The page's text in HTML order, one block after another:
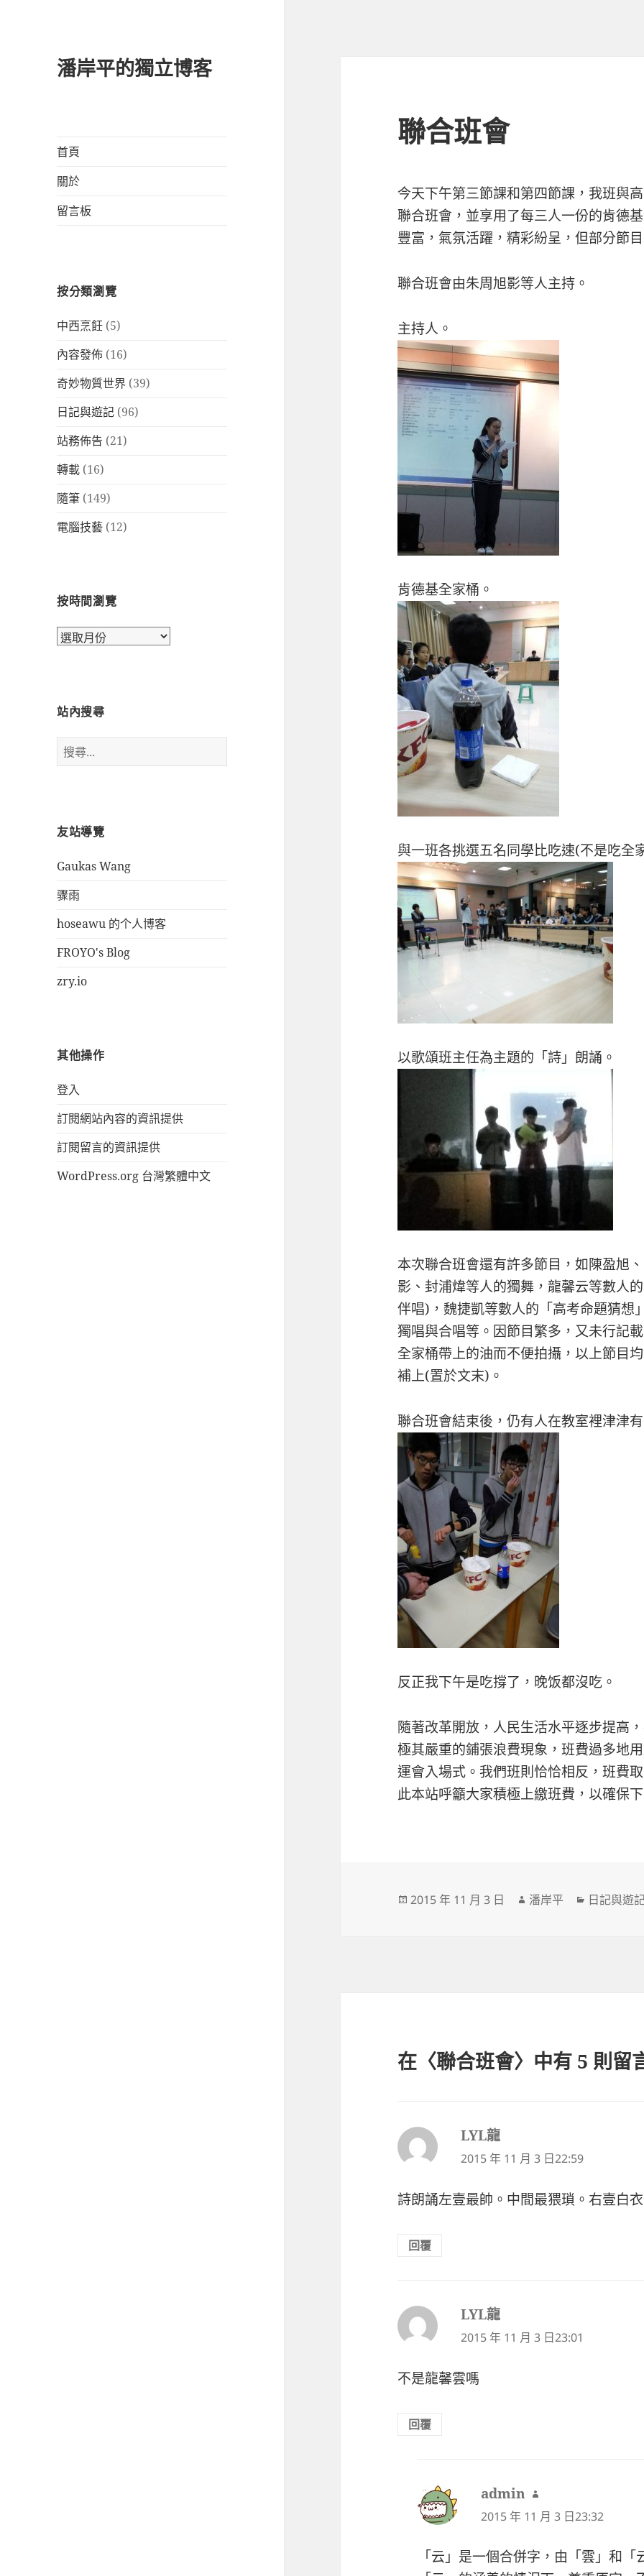
潘岸平的獨立博客
首頁
關於
留言板
按分類瀏覽
中西烹飪 (5)
內容發佈 (16)
奇妙物質世界 (39)
日記與遊記 (96)
站務佈告 (21)
轉載 (16)
隨筆 (149)
電腦技藝 (12)
按時間瀏覽
按
覽
站內搜尋
搜
尋
友站導覽
Gaukas Wang
骤雨
hoseawu 的个人博客
FROYO's Blog
zry.io
其他操作
登入
訂閱網站內容的資訊提供
訂閱留言的資訊提供
WordPress.org 台灣繁體中文
聯合班會
今天下午第三節課和第四節課，我班與
聯合班會，並享用了每三人一份的肯德
豐富，氣氛活躍，精彩紛呈，但部分節
聯合班會由朱周旭影等人主持。
主持人。
肯德基全家桶。
與一班各挑選五名同學比吃速(不是吃全
以歌頌班主任為主題的「詩」朗誦。
本次聯合班會還有許多節目，如陳盈旭
影、封浦煒等人的獨舞，龍馨云等數人
伴唱)，魏捷凱等數人的「高考命題猜想
獨唱與合唱等。因節目繁多，又未行記
全家桶帶上的油而不便拍攝，以上節目
補上(置於文末)。
聯合班會結束後，仍有人在教室裡津津
反正我下午是吃撐了，晚饭都沒吃。
隨著改革開放，人民生活水平逐步提高
極其嚴重的鋪張浪費現象，班費過多地
運會入場式。我們班則恰恰相反，班費
此本站呼籲大家積極上繳班費，以確保
發
2015 年 11 月 3 日
作
潘岸平
分
日記與遊
在〈聯合班會〉中有 5 則留
LYL龍
示:
2015 年 11 月 3 日22:59
詩朗誦左壹最帥。中間最猥瑣。右壹白
回覆
LYL龍
示:
2015 年 11 月 3 日23:01
不是龍馨雲嗎
回覆
admin
表
示:
2015 年 11 月 3 日23:32
「云」是一個合併字，由「雲」和